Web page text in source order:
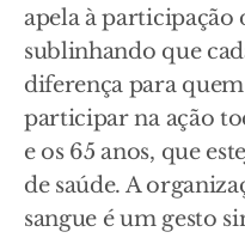
apela à participação
sublinhando que
diferença para
participar na ação
e os 65 anos, que
de saúde. A
sangue é um gesto